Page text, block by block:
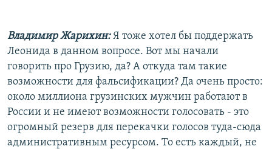
Владимир Жарихин:Я тоже хотел бы поддержать
Леонида в данном вопросе. Вот мы начали
говорить про Грузию, да? А откуда там такие
возможности для фальсификации? Да очень просто:
около миллиона грузинских мужчин работают в
России и не имеют возможности голосовать - это
огромный резерв для перекачки голосов туда-сюда
административным ресурсом. То есть каждый, не